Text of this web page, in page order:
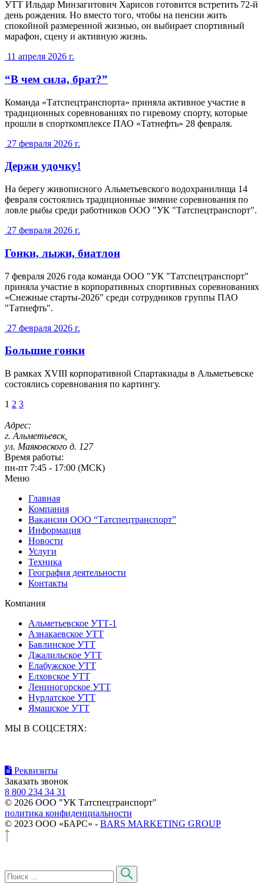
УТТ Ильдар Минзагитович Харисов готовится встретить 72-й
день рождения. Но вместо того, чтобы на пенсии жить
спокойной размеренной жизнью, он выбирает спортивный
марафон, сцену и активную жизнь.
11 апреля 2026 г.
“В чем сила, брат?”
Команда «Татспецтранспорта» приняла активное участие в
традиционных соревнованиях по гиревому спорту, которые
прошли в спорткомплексе ПАО «Татнефть» 28 февраля.
27 февраля 2026 г.
Держи удочку!
На берегу живописного Альметьевского водохранилища 14
февраля состоялись традиционные зимние соревнования по
ловле рыбы среди работников ООО "УК "Татспецтранспорт".
27 февраля 2026 г.
Гонки, лыжи, биатлон
7 февраля 2026 года команда ООО "УК "Татспецтранспорт"
приняла участие в корпоративных спортивных соревнованиях
«Снежные старты-2026" среди сотрудников группы ПАО
"Татнефть".
27 февраля 2026 г.
Большие гонки
В рамках XVIII корпоративной Спартакиады в Альметьевске
состоялись соревнования по картингу.
Пагинация
записей
1 2 3
Адрес:
г. Альметьевск,
ул. Маяковского д. 127
Время работы:
пн-пт 7:45 - 17:00 (МСК)
Меню
Главная
Компания
Вакансии ООО “Татспецтранспорт”
Информация
Новости
Услуги
Техника
География деятельности
Контакты
Компания
Альметьевское УТТ-1
Азнакаевское УТТ
Бавлинское УТТ
Джалильское УТТ
Елабужское УТТ
Елховское УТТ
Лениногорское УТТ
Нурлатское УТТ
Ямашское УТТ
МЫ В СОЦСЕТЯХ:
Реквизиты
Заказать звонок
8 800 234 34 31
© 2026 ООО "УК Татспецтранспорт"
политика конфиденциальности
© 2023 ООО «БАРС» - BARS MARKETING GROUP